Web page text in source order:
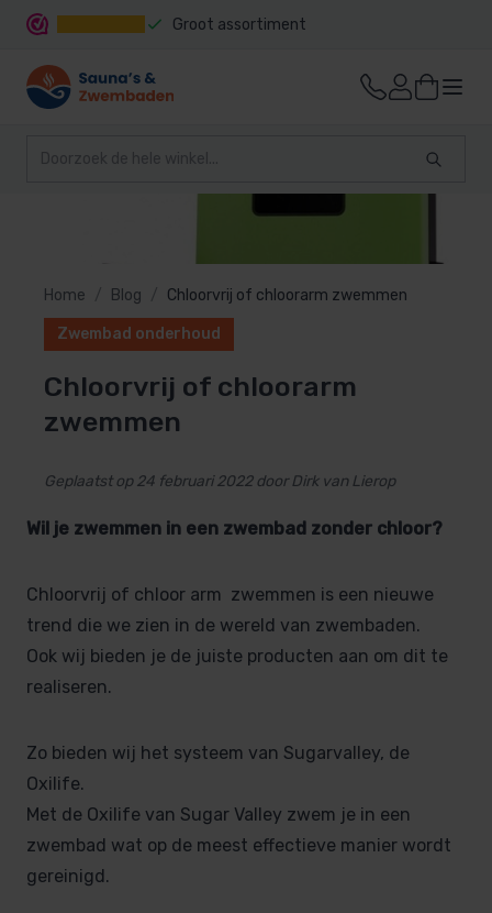
Groot assortiment
Home Blog Chloorvrij of chloorarm zwemmen
Zwembad onderhoud
Chloorvrij of chloorarm
zwemmen
Geplaatst op 24 februari 2022 door Dirk van Lierop
Wil je zwemmen in een zwembad zonder chloor?
Chloorvrij of chloor arm zwemmen is een nieuwe
trend die we zien in de wereld van zwembaden.
Ook wij bieden je de juiste producten aan om dit te
realiseren.
Zo bieden wij het systeem van Sugarvalley, de
Oxilife.
Met de Oxilife van Sugar Valley zwem je in een
zwembad wat op de meest effectieve manier wordt
gereinigd.